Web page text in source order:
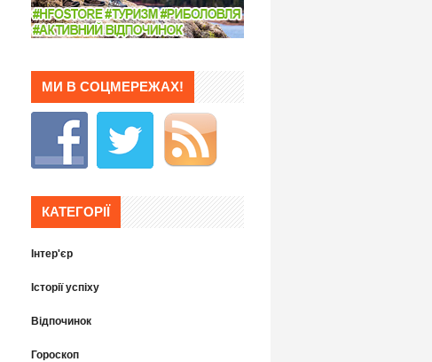
МИ В СОЦМЕРЕЖАХ!
КАТЕГОРІЇ
Інтер'єр
Історії успіху
Відпочинок
Гороскоп